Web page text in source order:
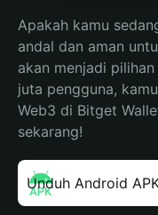
Apakah kamu
andal dan aman
akan menjadi
juta pengguna,
Web3 di Bitget
sekarang!
Unduh Android